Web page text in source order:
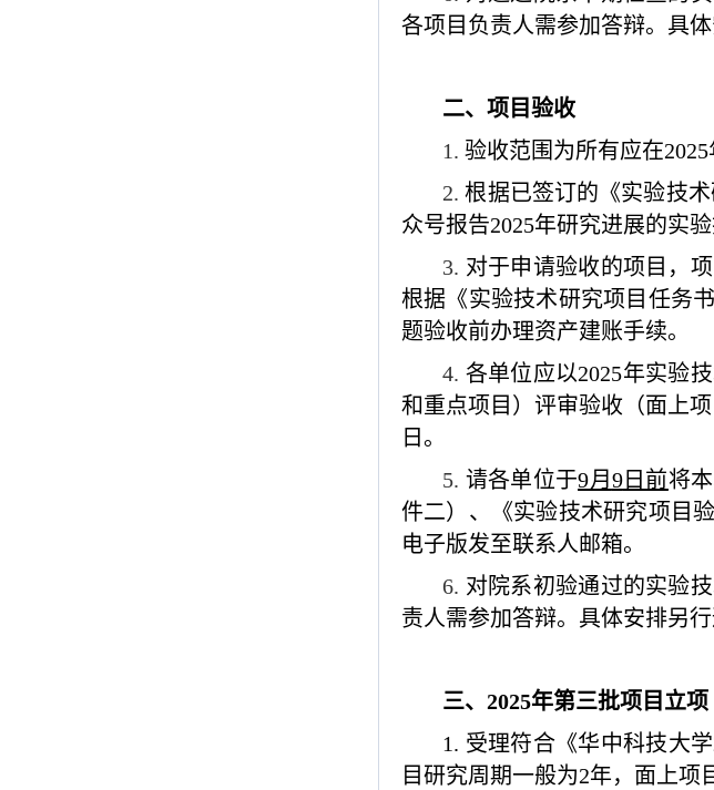
各项目负责人需参加答辩。具体
二、项目验收
1.验收范围为所有应在
2.根据已签订的《实验技
众号报告2025年研究进展的实
3. 对于申请验收的项目，
根据《实验技术研究项目任务
题验收前办理资产建账手续。
4. 各单位应以2025年实验
和重点项目）评审验收（面上
日。
5. 请各单位于9月 9日前将
件二）、《实验技术研究项目
电子版发至联系人邮箱。
6. 对院系初验通过的实验
责人需参加答辩。具体安排另行
三、2025年第三批项目立项
1. 受理符合《华中科技大学
目研究周期一般为2年，面上项